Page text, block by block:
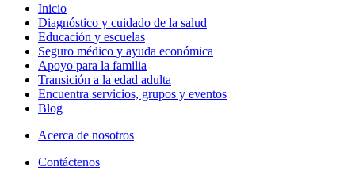
Inicio
Diagnóstico y cuidado de la salud
Educación y escuelas
Seguro médico y ayuda económica
Apoyo para la familia
Transición a la edad adulta
Encuentra servicios, grupos y eventos
Blog
Acerca de nosotros
Contáctenos